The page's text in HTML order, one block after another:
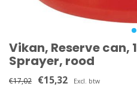
Vikan, Reserve can,
Sprayer, rood
€17,02 €15,32 Excl. btw